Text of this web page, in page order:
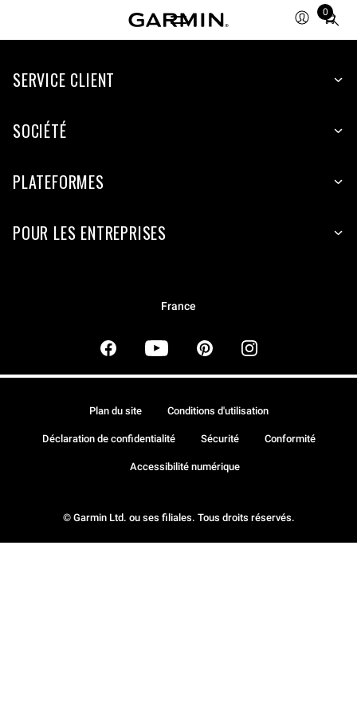
0
Total
items
cart:
SERVICE CLIENT
SOCIÉTÉ
PLATEFORMES
POUR LES ENTREPRISES
France
© Garmin Ltd. ou ses filiales. Tous droits réservés.
Plan du site Conditions d'utilisation
Déclaration de confidentialité Sécurité Conformité
Accessibilité numérique